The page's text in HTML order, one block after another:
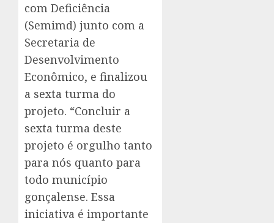
com Deficiência
(Semimd) junto com a
Secretaria de
Desenvolvimento
Econômico, e finalizou
a sexta turma do
projeto. “Concluir a
sexta turma deste
projeto é orgulho tanto
para nós quanto para
todo município
gonçalense. Essa
iniciativa é importante